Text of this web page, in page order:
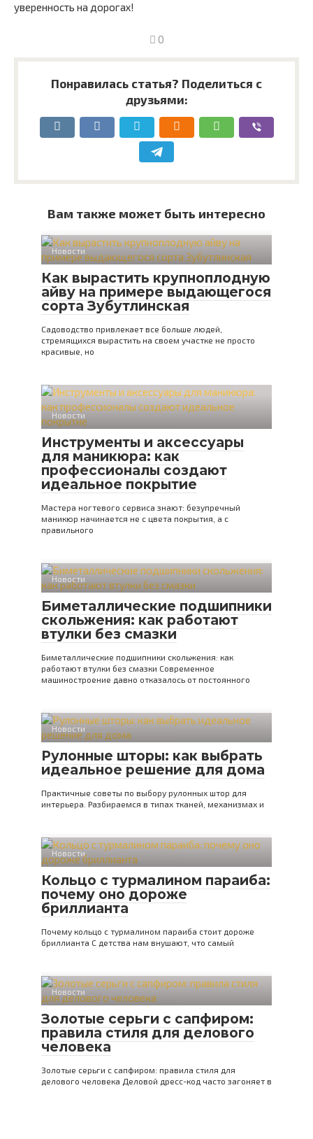
уверенность на дорогах!
0
Понравилась статья? Поделиться с
друзьями:
Вам также может быть интересно
Новости
Как вырастить крупноплодную
айву на примере выдающегося
сорта Зубутлинская
Садоводство привлекает все больше людей,
стремящихся вырастить на своем участке не просто
красивые, но
Новости
Инструменты и аксессуары
для маникюра: как
профессионалы создают
идеальное покрытие
Мастера ногтевого сервиса знают: безупречный
маникюр начинается не с цвета покрытия, а с
правильного
Новости
Биметаллические подшипники
скольжения: как работают
втулки без смазки
Биметаллические подшипники скольжения: как
работают втулки без смазки Современное
машиностроение давно отказалось от постоянного
Новости
Рулонные шторы: как выбрать
идеальное решение для дома
Практичные советы по выбору рулонных штор для
интерьера. Разбираемся в типах тканей, механизмах и
Новости
Кольцо с турмалином параиба:
почему оно дороже
бриллианта
Почему кольцо с турмалином параиба стоит дороже
бриллианта С детства нам внушают, что самый
Новости
Золотые серьги с сапфиром:
правила стиля для делового
человека
Золотые серьги с сапфиром: правила стиля для
делового человека Деловой дресс-код часто загоняет в